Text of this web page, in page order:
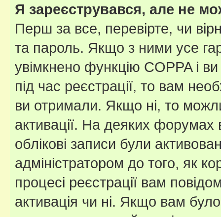
Я зареєструвався, але не
Перш за все, перевірте, чи
та пароль. Якщо з ними усе
увімкнено функцію COPPA і
під час реєстрації, то вам
ви отримали. Якщо ні, то
активації. На деяких форумах
облікові записи були
адміністратором до того, як
процесі реєстрації вам
активація чи ні. Якщо вам